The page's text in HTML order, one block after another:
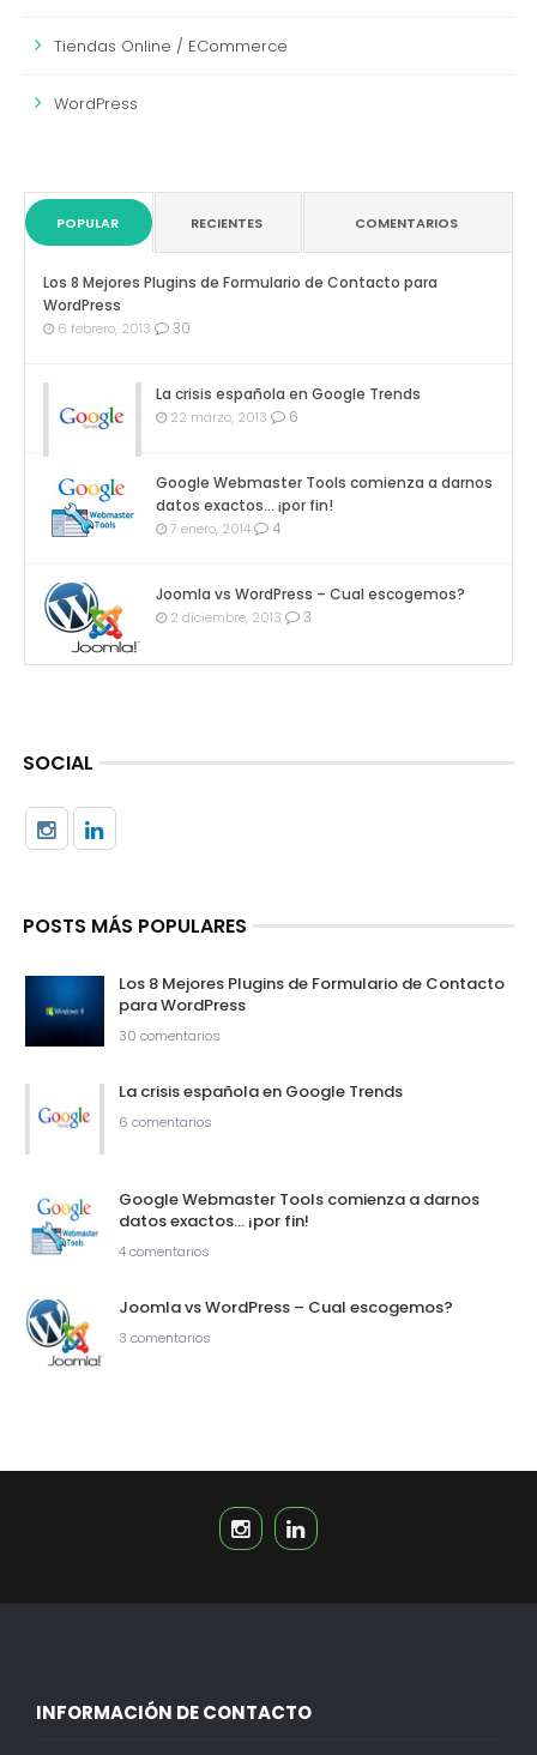
Tiendas Online / ECommerce
WordPress
POPULAR RECIENTES COMENTARIOS
Los 8 Mejores Plugins de Formulario de Contacto para
WordPress
6 febrero, 2013 30
La crisis española en Google Trends
22 marzo, 2013 6
Google Webmaster Tools comienza a darnos
datos exactos… ¡por fin!
7 enero, 2014 4
Joomla vs WordPress – Cual escogemos?
2 diciembre, 2013 3
SOCIAL
POSTS MÁS POPULARES
Los 8 Mejores Plugins de Formulario de Contacto
para WordPress
30 comentarios
La crisis española en Google Trends
6 comentarios
Google Webmaster Tools comienza a darnos
datos exactos… ¡por fin!
4 comentarios
Joomla vs WordPress – Cual escogemos?
3 comentarios
INFORMACIÓN DE CONTACTO